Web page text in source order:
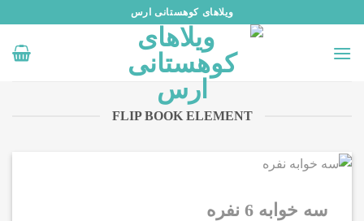
محتوا
ویلاهای کوهستانی ارس
FLIP BOOK ELEMENT
سه خوابه 6 نفره